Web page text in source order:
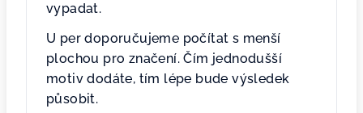
vypadat.
U per doporučujeme počítat s menší
plochou pro značení. Čím jednodušší
motiv dodáte, tím lépe bude výsledek
působit.